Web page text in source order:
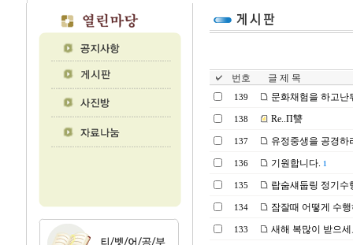
번호 글 제 목
139 문화채험을 하고난
138 Re..П讐
137 유정중생을 공경하
136 기원합니다. 1
135 랍숨섀둡링 정기수
134 잠잘때 어떻게 수
133 새해 복많이 받으